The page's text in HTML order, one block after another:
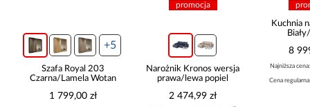
+5
Szafa Royal 203
Czarna/Lamela Wotan
1 799,00 zł
promocja
Narożnik Kronos wersja
prawa/lewa popiel
2 474,99 zł
Kuchnia
8
Najniższa
Cena